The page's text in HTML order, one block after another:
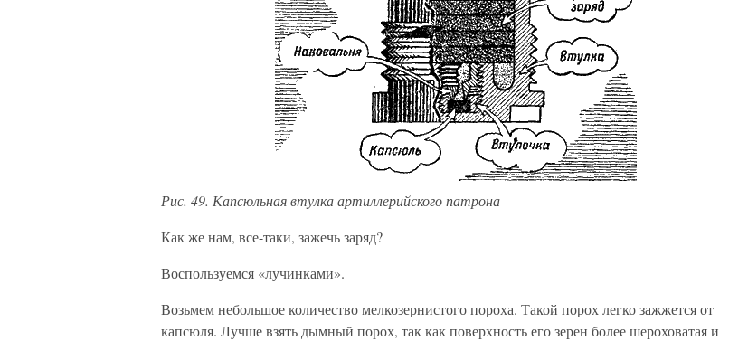
Рис. 49. Капсюльная втулка артиллерийского патрона
Как же нам, все-таки, зажечь заряд?
Воспользуемся «лучинками».
Возьмем небольшое количество мелкозернистого пороха. Такой порох легко зажжется от
капсюля. Лучше взять дымный порох, так как поверхность его зерен более шероховатая и